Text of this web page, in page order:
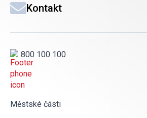
Kontakt
800 100 100
Městské části